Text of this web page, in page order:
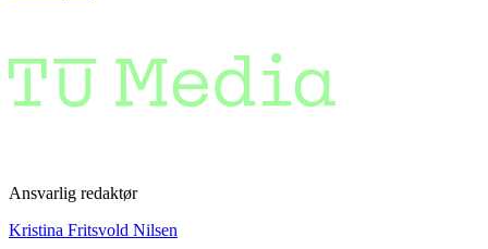
Ansvarlig redaktør
Kristina Fritsvold Nilsen